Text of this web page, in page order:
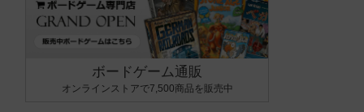
ボードゲーム通販
オンラインストアで7,500商品を販売中